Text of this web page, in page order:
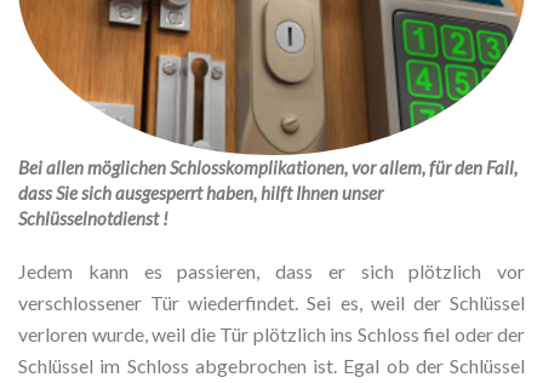
Bei allen möglichen Schlosskomplikationen, vor allem, für den Fall,
dass Sie sich ausgesperrt haben, hilft Ihnen unser
Schlüsselnotdienst !
Jedem kann es passieren, dass er sich plötzlich vor
verschlossener Tür wiederfindet. Sei es, weil der Schlüssel
verloren wurde, weil die Tür plötzlich ins Schloss fiel oder der
Schlüssel im Schloss abgebrochen ist. Egal ob der Schlüssel